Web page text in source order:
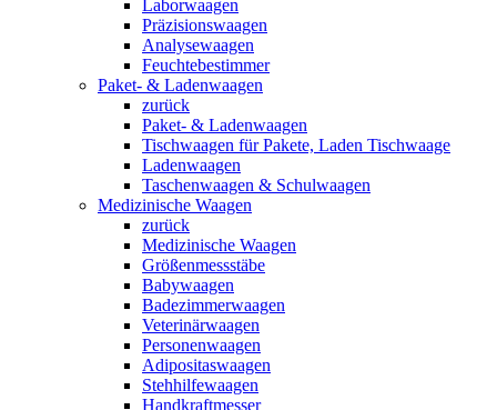
Laborwaagen
Präzisionswaagen
Analysewaagen
Feuchtebestimmer
Paket- & Ladenwaagen
zurück
Paket- & Ladenwaagen
Tischwaagen für Pakete, Laden Tischwaage
Ladenwaagen
Taschenwaagen & Schulwaagen
Medizinische Waagen
zurück
Medizinische Waagen
Größenmessstäbe
Babywaagen
Badezimmerwaagen
Veterinärwaagen
Personenwaagen
Adipositaswaagen
Stehhilfewaagen
Handkraftmesser